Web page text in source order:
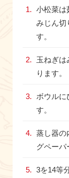
小松菜は
みじん切
す。
玉ねぎは
ります。
ボウルに
す。
蒸し器の
グペーパ
3を14等